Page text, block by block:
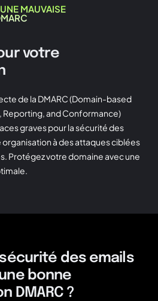
MAUVAISE
votre
de la DMARC (Domain-based
Reporting, and Conformance)
graves pour la sécurité des
à des attaques ciblées
Protégez votre domaine avec une
des emails
bonne
DMARC ?